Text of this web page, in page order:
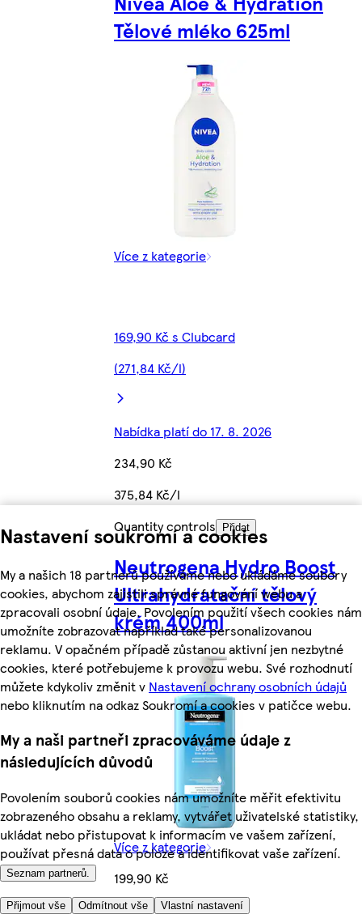
Nastavení soukromí a cookies
My a našich 18 partnerů používáme nebo ukládáme soubory
cookies, abychom zajistili správné fungování webu a
zpracovali osobní údaje. Povolením použití všech cookies nám
umožníte zobrazovat například také personalizovanou
reklamu. V opačném případě zůstanou aktivní jen nezbytné
cookies, které potřebujeme k provozu webu. Své rozhodnutí
můžete kdykoliv změnit v Nastavení ochrany osobních údajů
nebo kliknutím na odkaz Soukromí a cookies v patičce webu.
My a naši partneři zpracováváme údaje z
následujících důvodů
Povolením souborů cookies nám umožníte měřit efektivitu
zobrazeného obsahu a reklamy, vytvářet uživatelské statistiky,
ukládat nebo přistupovat k informacím ve vašem zařízení,
používat přesná data o poloze a identifikovat vaše zařízení.
Seznam partnerů.
Přijmout vše Odmítnout vše Vlastní nastavení
Tělové mléko 625ml
Více z kategorie
169,90 Kč s Clubcard
(271,84 Kč/l)
Nabídka platí do 17. 8. 2026
234,90 Kč
375,84 Kč/l
Quantity controls
Přidat
Neutrogena Hydro Boost
Ultrahydratační tělový
krém 400ml
Více z kategorie
199,90 Kč
499,75 Kč/l